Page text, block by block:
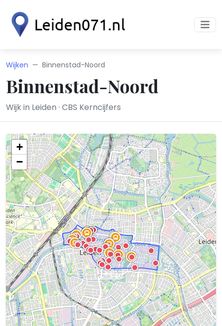
Wijken Binnenstad-Noord
Binnenstad-Noord
Wijk in Leiden · CBS Kerncijfers
+
−